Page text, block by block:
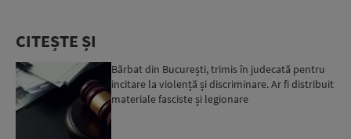
CITEȘTE ȘI
Bărbat din București, trimis în judecată pentru
incitare la violență și discriminare. Ar fi distribuit
materiale fasciste și legionare